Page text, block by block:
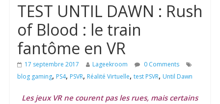
TEST UNTIL DAWN : Rush
of Blood : le train
fantôme en VR
17 septembre 2017 Lageekroom
0 Comments
blog gaming, PS4, PSVR, Réalité Virtuelle, test PSVR, Until Dawn
Les jeux VR ne courent pas les rues, mais certains